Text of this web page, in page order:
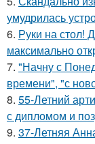
умудрилась
6. Руки на стол!
максимально
7. "Начну с
времени", "с
8. 55-Летний
с дипломом и
9. 37-Летняя